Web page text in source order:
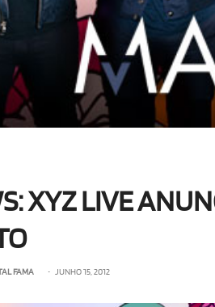
XYZ LIVE
FAMA • JUNHO 15, 2012